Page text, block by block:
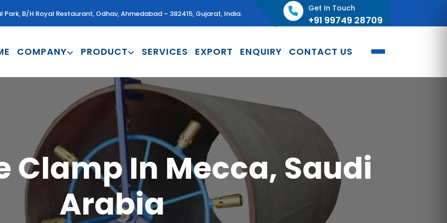
Park, B/H Royal Restaurant, Odhav, Ahmedabad – 382415, Gujarat, India.
Get In Touch
+91 99749 28709
COMPANY PRODUCT SERVICES EXPORT ENQUIRY CONTACT US
Clamp In Mecca, Saudi
Arabia